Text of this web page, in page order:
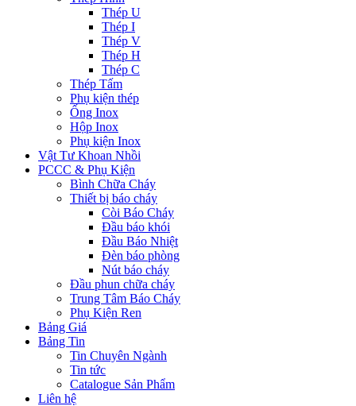
Thép U
Thép I
Thép V
Thép H
Thép C
Thép Tấm
Phụ kiện thép
Ống Inox
Hộp Inox
Phụ kiện Inox
Vật Tư Khoan Nhồi
PCCC & Phụ Kiện
Bình Chữa Cháy
Thiết bị báo cháy
Còi Báo Cháy
Đầu báo khói
Đầu Báo Nhiệt
Đèn báo phòng
Nút báo cháy
Đầu phun chữa cháy
Trung Tâm Báo Cháy
Phụ Kiện Ren
Bảng Giá
Bảng Tin
Tin Chuyên Ngành
Tin tức
Catalogue Sản Phẩm
Liên hệ